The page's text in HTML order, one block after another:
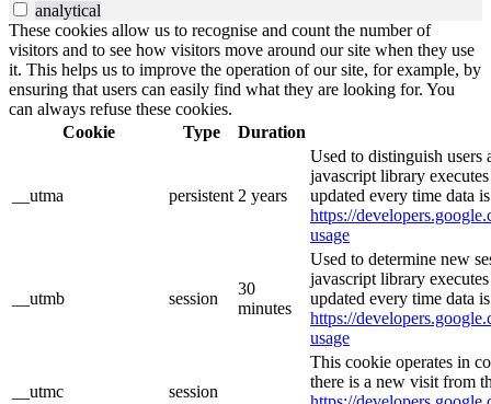
analytical
These cookies allow us to recognise and count the number of
visitors and to see how visitors move around our site when they use
it. This helps us to improve the operation of our site, for example, by
ensuring that users can easily find what they are looking for. You
can always refuse these cookies.
Cookie
Type Duration
__utma persistent 2 years
Used to distinguish users
javascript library
updated every time data
https://
usage
__utmb session
30
minutes
Used to determine new
javascript library
updated every time data
https://
usage
__utmc session
This cookie operates in
there is a new visit from